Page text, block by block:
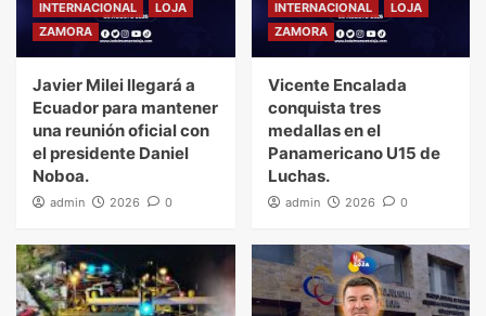
INTERNACIONAL
LOJA
ZAMORA
Javier Milei llegará a
Ecuador para mantener
una reunión oficial con
el presidente Daniel
Noboa.
admin 2026 0
INTERNACIONAL
LOJA
ZAMORA
Vicente Encalada
conquista tres
medallas en el
Panamericano U15 de
Luchas.
admin 2026 0